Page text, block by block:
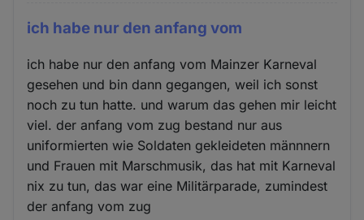
ich habe nur den anfang vom
ich habe nur den anfang vom Mainzer Karneval
gesehen und bin dann gegangen, weil ich sonst
noch zu tun hatte. und warum das gehen mir leicht
viel. der anfang vom zug bestand nur aus
uniformierten wie Soldaten gekleideten männnern
und Frauen mit Marschmusik, das hat mit Karneval
nix zu tun, das war eine Militärparade, zumindest
der anfang vom zug